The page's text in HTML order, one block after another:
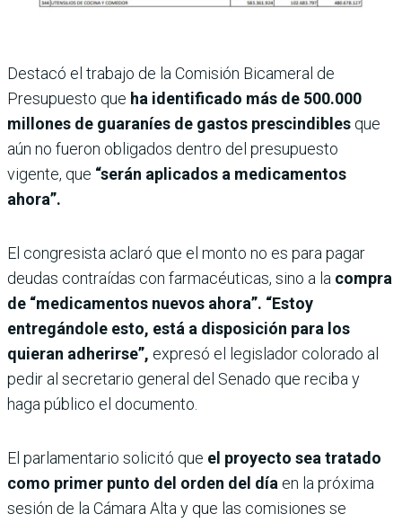
Destacó el trabajo de la Comisión Bicameral de
Presupuesto que ha identificado más de 500.000
millones de guaraníes de gastos prescindibles que
aún no fueron obligados dentro del presupuesto
vigente, que “serán aplicados a medicamentos
ahora”.
El congresista aclaró que el monto no es para pagar
deudas contraídas con farmacéuticas, sino a la compra
de “medicamentos nuevos ahora”. “Estoy
entregándole esto, está a disposición para los
quieran adherirse”, expresó el legislador colorado al
pedir al secretario general del Senado que reciba y
haga público el documento.
El parlamentario solicitó que el proyecto sea tratado
como primer punto del orden del día en la próxima
sesión de la Cámara Alta y que las comisiones se